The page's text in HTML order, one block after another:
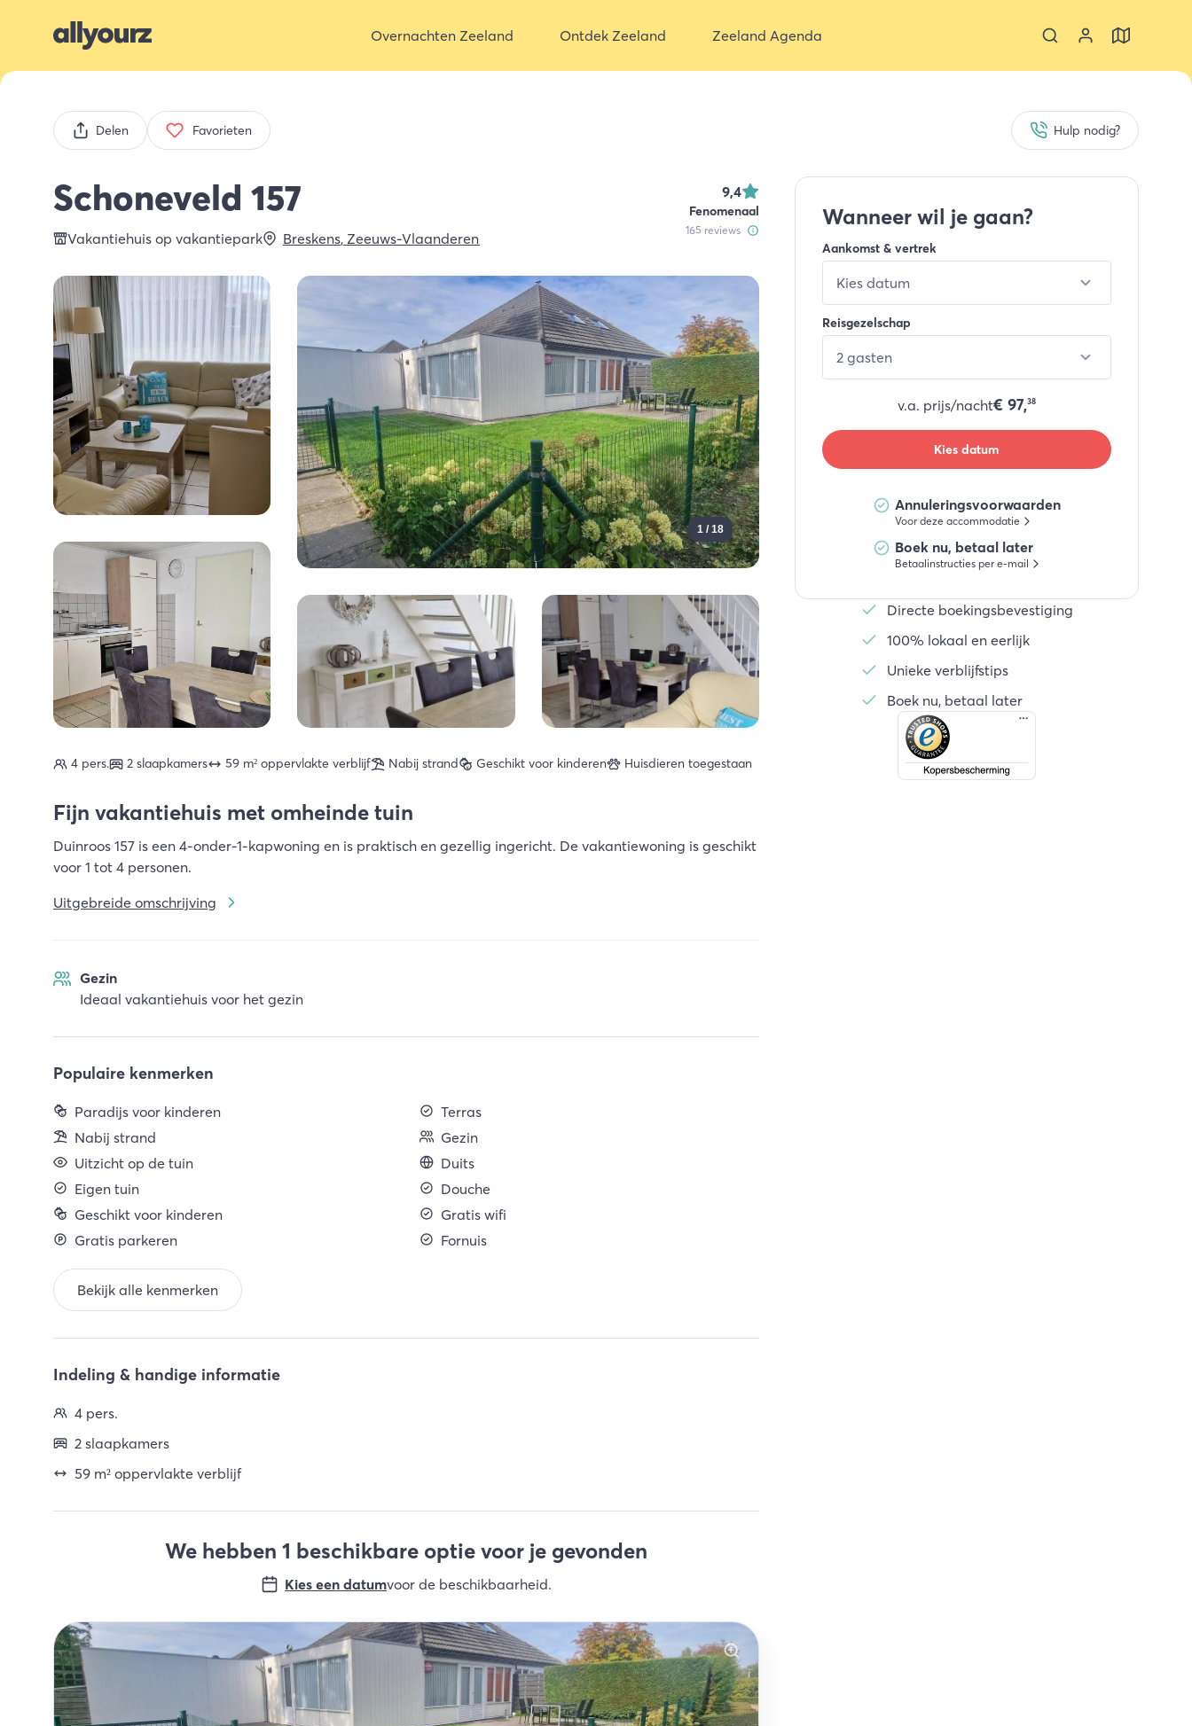
Overnachten Zeeland Ontdek Zeeland Zeeland Agenda
Delen Favorieten Hulp nodig?
Schoneveld 157
Vakantiehuis op vakantiepark
9,4
Fenomenaal
165 reviews
Breskens, Zeeuws-Vlaanderen
1 / 18
4 pers. 2 slaapkamers 59 m² oppervlakte verblijf Nabij strand Geschikt voor kinderen Huisdieren toegestaan
Fijn vakantiehuis met omheinde tuin
Duinroos 157 is een 4-onder-1-kapwoning en is praktisch en gezellig ingericht. De vakantiewoning is geschikt
voor 1 tot 4 personen.
Uitgebreide omschrijving
Gezin
Ideaal vakantiehuis voor het gezin
Populaire kenmerken
Paradijs voor kinderen
Nabij strand
Uitzicht op de tuin
Eigen tuin
Geschikt voor kinderen
Gratis parkeren
Terras
Gezin
Duits
Douche
Gratis wifi
Fornuis
Bekijk alle kenmerken
Indeling & handige informatie
4 pers.
2 slaapkamers
59 m² oppervlakte verblijf
We hebben 1 beschikbare optie voor je gevonden
Kies een datumvoor de beschikbaarheid.
Wanneer wil je gaan?
Aankomst & vertrek
Kies datum
Reisgezelschap
2 gasten
v.a. prijs/nacht€ 97,38
Kies datum
Annuleringsvoorwaarden
Voor deze accommodatie
Boek nu, betaal later
Betaalinstructies per e-mail
Directe boekingsbevestiging
100% lokaal en eerlijk
Unieke verblijfstips
Boek nu, betaal later